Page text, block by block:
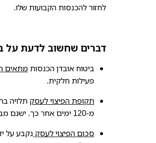
לחזור להכנסות הקבועות שלו.
דברים שחשוב לדעת על
ביטוח אובדן הכנסות מתאים
פעילות חלקית.
תקופת הפיצוי לעסק תלויה
מ-120 ימים אחר כך. ישנם מבטחים שאצלם הטווח הוא של 100 ימים בלבד.
סכום הפיצוי לעסק